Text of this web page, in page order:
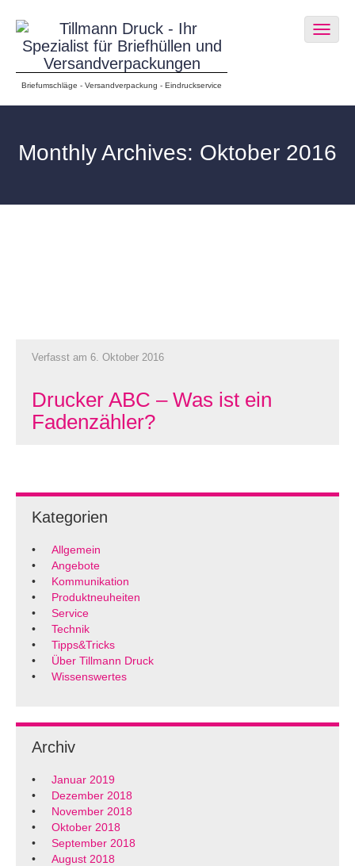
Briefumschläge - Versandverpackung - Eindruckservice
Monthly Archives: Oktober 2016
Verfasst am 6. Oktober 2016
Drucker ABC – Was ist ein
Fadenzähler?
Kategorien
Allgemein
Angebote
Kommunikation
Produktneuheiten
Service
Technik
Tipps&Tricks
Über Tillmann Druck
Wissenswertes
Archiv
Januar 2019
Dezember 2018
November 2018
Oktober 2018
September 2018
August 2018